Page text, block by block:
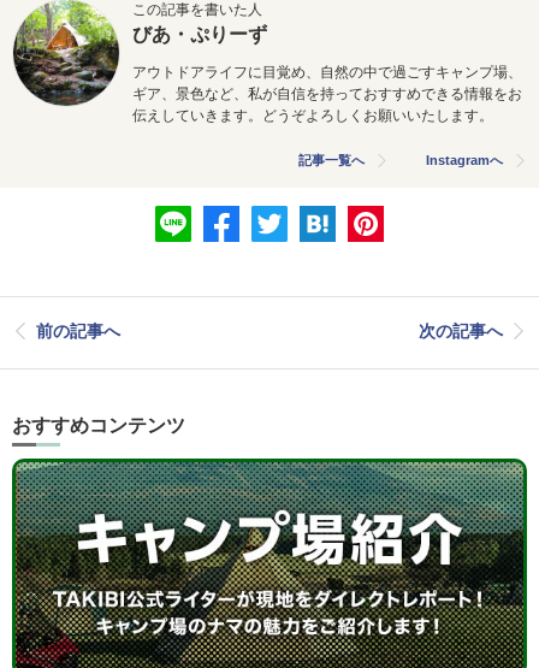
この記事を書いた人
びあ・ぷりーず
アウトドアライフに目覚め、自然の中で過ごすキャンプ場、
ギア、景色など、私が自信を持っておすすめできる情報をお
伝えしていきます。どうぞよろしくお願いいたします。
記事一覧へ Instagramへ
前の記事へ 次の記事へ
おすすめコンテンツ